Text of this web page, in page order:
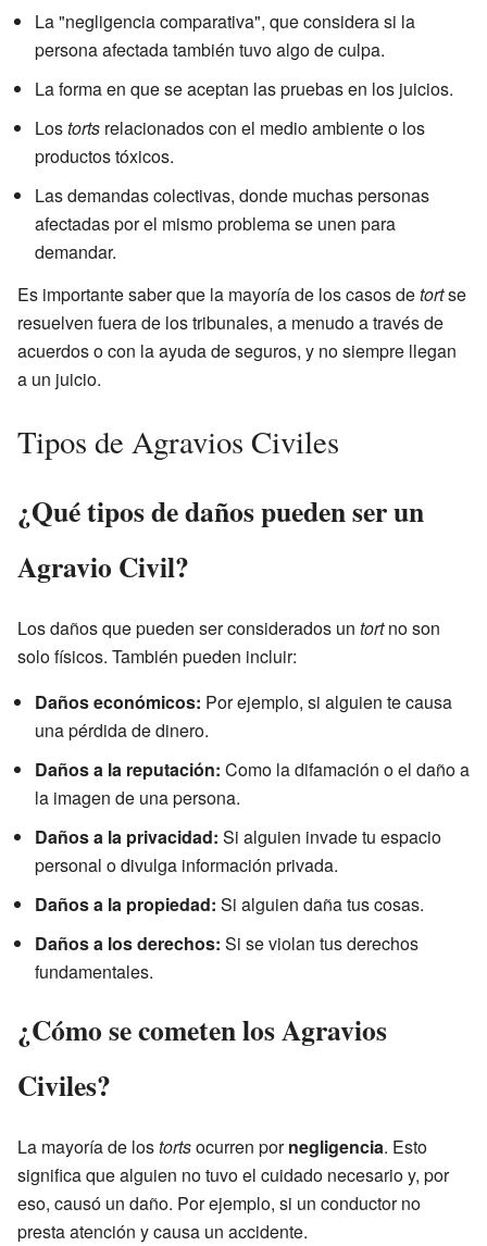
La "negligencia comparativa", que considera si la
persona afectada también tuvo algo de culpa.
La forma en que se aceptan las pruebas en los juicios.
Lostorts relacionados con el medio ambiente o los
productos tóxicos.
Las demandas colectivas, donde muchas personas
afectadas por el mismo problema se unen para
demandar.
Es importante saber que la mayoría de los casos detortse
resuelven fuera de los tribunales, a menudo a través de
acuerdos o con la ayuda de seguros, y no siempre llegan
a un juicio.
Tipos de Agravios Civiles
¿Qué tipos de daños pueden ser un
Agravio Civil?
Los daños que pueden ser considerados un tortno son
solo físicos. También pueden incluir:
Daños económicos: Por ejemplo, si alguien te causa
una pérdida de dinero.
Daños a la reputación: Como la difamación o el daño a
la imagen de una persona.
Daños a la privacidad: Si alguien invade tu espacio
personal o divulga información privada.
Daños a la propiedad: Si alguien daña tus cosas.
Daños a los derechos: Si se violan tus derechos
fundamentales.
¿Cómo se cometen los Agravios
Civiles?
La mayoría de lostortsocurren pornegligencia. Esto
significa que alguien no tuvo el cuidado necesario y, por
eso, causó un daño. Por ejemplo, si un conductor no
presta atención y causa un accidente.